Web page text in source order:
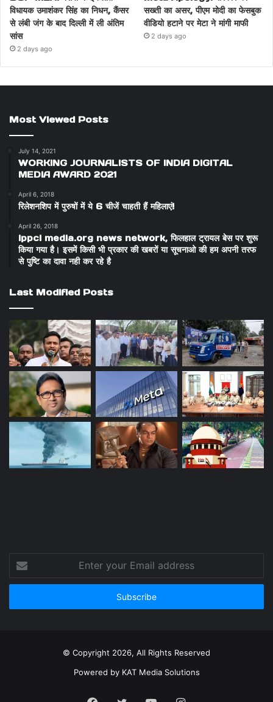
विधायक उमाशंकर सिंह का निधन, कैंसर
से लंबी जंग के बाद दिल्ली में ली अंतिम
सांस
2 days ago
सख्ती का असर, पीएम मोदी का फेसबुक
वीडियो हटाने पर मेटा ने मांगी माफी
2 days ago
Most Viewed Posts
July 14, 2021
WORKING JOURNALISTS OF INDIA DIGITAL
MEDIA AWARD 2021
April 6, 2018
रिलेशनशिप में पुरुषों में ये 6 चीजें चाहती हैं महिलाएं!
April 26, 2018
ippci media.org news network, फिलहाल ट्रायल बेस पर शुरू
किया गया है। इसमें किसी भी प्रकार की खबरों या सूचनाओ की हम अपनी तरफ
से पुष्टि का दावा नही कर रहे है
Last Modified Posts
your
Email
© Copyright 2026, All Rights Reserved
Powered by KAT Media Solutions